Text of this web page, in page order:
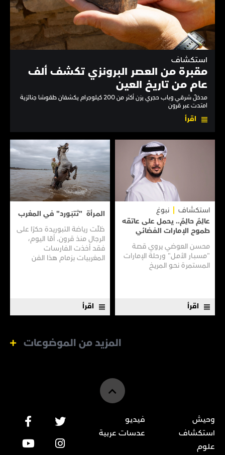
استكشاف
مقبرة من العصر البرونزي تكشف ألف
عام من تاريخ العين
مدخلٌ شرقي وباب حجري يزن أكثر من 200 كيلوجرام يكشفان طقوسًا جنائزية
امتدت عبر قرون
اقرأ
استكشاف
نبوغ
عالِمٌ حالِمٌ.. يحمل على عاتقه
طموح الإمارات الفضائي
محسن العوضي يروي قصـة
"مسبـار الأمـل" ورحلة الإمارات
المستمرة نحـو المريـخ
اقرأ
المـرأة "تَتبَـورد" في المغرب
ظلّت رياضة التبوريدة حكرًا على
الرجال منذ قرون. أمّا اليوم،
فقد أخذت الفارسات
المغربيات بزمام هذا الفن
اقرأ
المزيد من الموضوعات
وحيش
استكشاف
علوم
فيديو
عدسات عربية